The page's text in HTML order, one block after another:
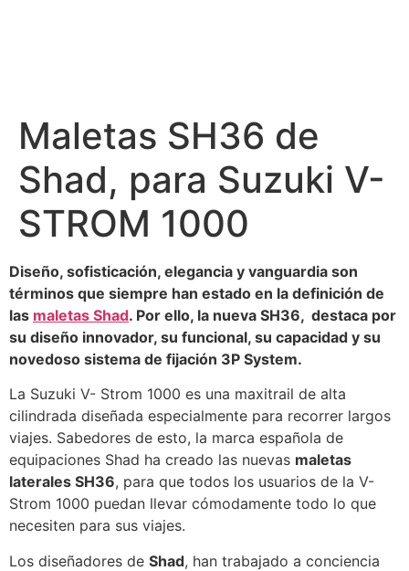
Maletas SH36 de
Shad, para Suzuki V-
STROM 1000
Diseño, sofisticación, elegancia y vanguardia son
términos que siempre han estado en la definición de
las maletas Shad. Por ello, la nueva SH36, destaca por
su diseño innovador, su funcional, su capacidad y su
novedoso sistema de fijación 3P System.
La Suzuki V- Strom 1000 es una maxitrail de alta
cilindrada diseñada especialmente para recorrer largos
viajes. Sabedores de esto, la marca española de
equipaciones Shad ha creado las nuevas maletas
laterales SH36, para que todos los usuarios de la V-
Strom 1000 puedan llevar cómodamente todo lo que
necesiten para sus viajes.
Los diseñadores de Shad, han trabajado a conciencia